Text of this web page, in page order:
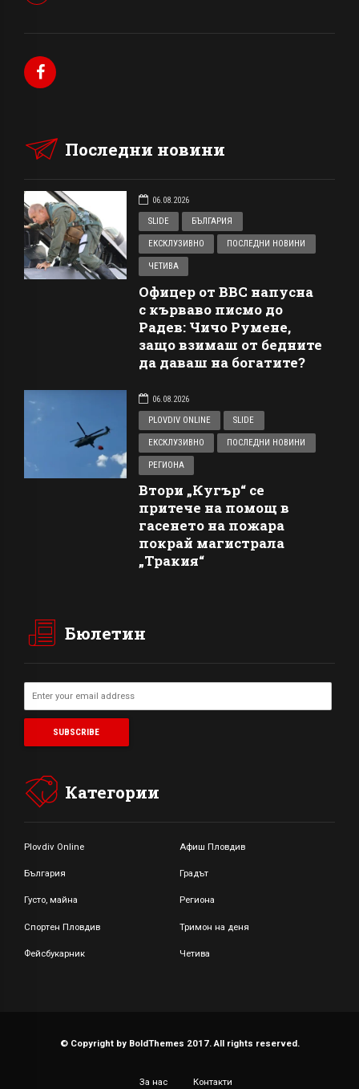
Последни новини
06.08.2026
SLIDE
БЪЛГАРИЯ
ЕКСКЛУЗИВНО ПОСЛЕДНИ НОВИНИ
ЧЕТИВА
Офицер от ВВС напусна
с кърваво писмо до
Радев: Чичо Румене,
защо взимаш от бедните
да даваш на богатите?
06.08.2026
PLOVDIV ONLINE
SLIDE
ЕКСКЛУЗИВНО ПОСЛЕДНИ НОВИНИ
РЕГИОНА
Втори „Кугър“ се
притече на помощ в
гасенето на пожара
покрай магистрала
„Тракия“
Бюлетин
Категории
Plovdiv Online Афиш Пловдив
България Градът
Густо, майна Региона
Спортен Пловдив Тримон на деня
Фейсбукарник Четива
© Copyright by BoldThemes 2017. All rights reserved.
За нас Контакти